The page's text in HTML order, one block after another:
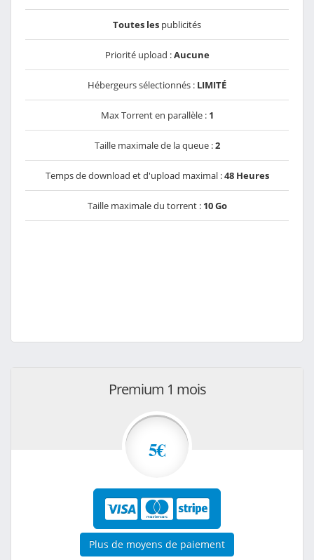
Toutes les publicités
Priorité upload :Aucune
Hébergeurs sélectionnés : LIMITÉ
Max Torrent en parallèle : 1
Taille maximale de la queue :2
Temps de download et d'upload maximal :48 Heures
Taille maximale du torrent : 10 Go
Premium 1 mois
5€
Plus de moyens de paiement